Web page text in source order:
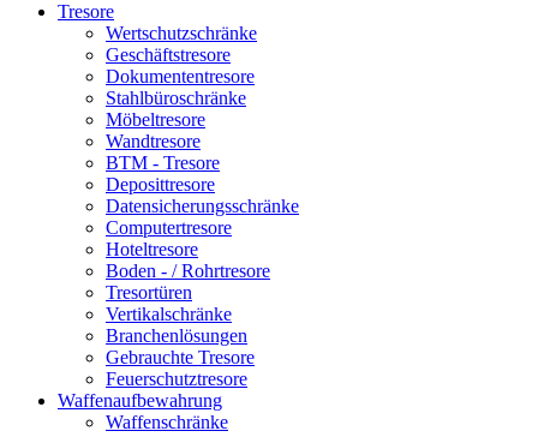
Tresore
Wertschutzschränke
Geschäftstresore
Dokumententresore
Stahlbüroschränke
Möbeltresore
Wandtresore
BTM - Tresore
Deposittresore
Datensicherungsschränke
Computertresore
Hoteltresore
Boden - / Rohrtresore
Tresortüren
Vertikalschränke
Branchenlösungen
Gebrauchte Tresore
Feuerschutztresore
Waffenaufbewahrung
Waffenschränke